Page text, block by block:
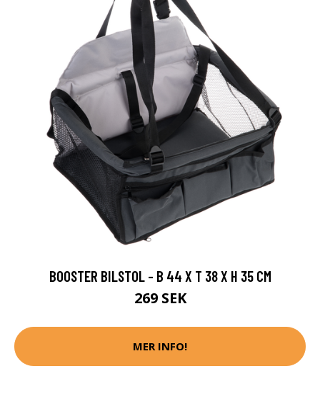
BOOSTER BILSTOL - B 44 X T 38 X H 35 CM
269 SEK
MER INFO!